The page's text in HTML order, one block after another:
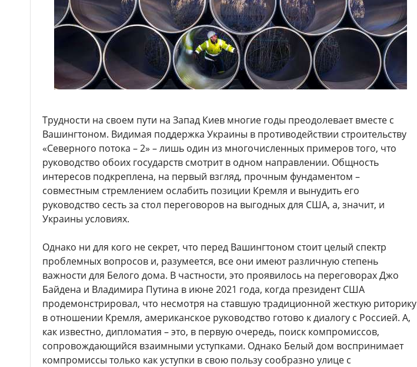
Трудности на своем пути на Запад Киев многие годы преодолевает вместе с
Вашингтоном. Видимая поддержка Украины в противодействии строительству
«Северного потока – 2» – лишь один из многочисленных примеров того, что
руководство обоих государств смотрит в одном направлении. Общность
интересов подкреплена, на первый взгляд, прочным фундаментом –
совместным стремлением ослабить позиции Кремля и вынудить его
руководство сесть за стол переговоров на выгодных для США, а, значит, и
Украины условиях.
Однако ни для кого не секрет, что перед Вашингтоном стоит целый спектр
проблемных вопросов и, разумеется, все они имеют различную степень
важности для Белого дома. В частности, это проявилось на переговорах Джо
Байдена и Владимира Путина в июне 2021 года, когда президент США
продемонстрировал, что несмотря на ставшую традиционной жесткую риторику
в отношении Кремля, американское руководство готово к диалогу с Россией. А,
как известно, дипломатия – это, в первую очередь, поиск компромиссов,
сопровождающийся взаимными уступками. Однако Белый дом воспринимает
компромиссы только как уступки в свою пользу сообразно улице с